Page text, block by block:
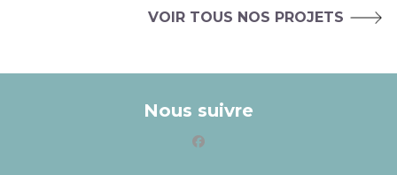
VOIR TOUS NOS PROJETS
Nous suivre
facebook